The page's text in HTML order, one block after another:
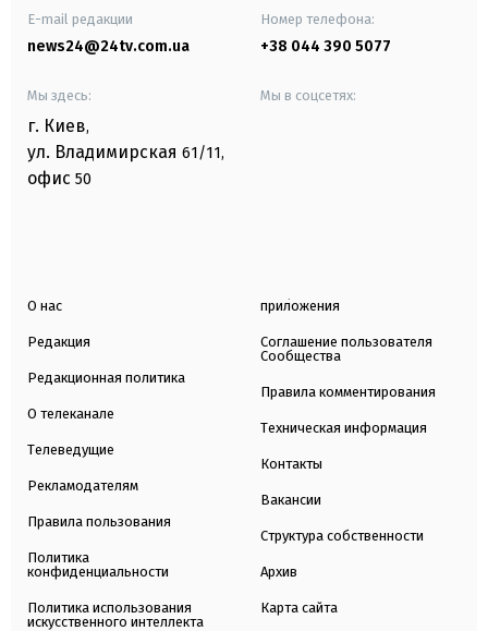
E-mail редакции
news24@24tv.com.ua
Номер телефона:
+38 044 390 5077
Мы здесь:
г. Киев,
ул. Владимирская 61/11,
офис 50
Мы в соцсетях:
О нас
Редакция
Редакционная политика
О телеканале
Телеведущие
Рекламодателям
Правила пользования
Политика
конфиденциальности
Политика использования
искусственного интеллекта
приложения
Соглашение пользователя
Сообщества
Правила комментирования
Техническая информация
Контакты
Вакансии
Структура собственности
Архив
Карта сайта